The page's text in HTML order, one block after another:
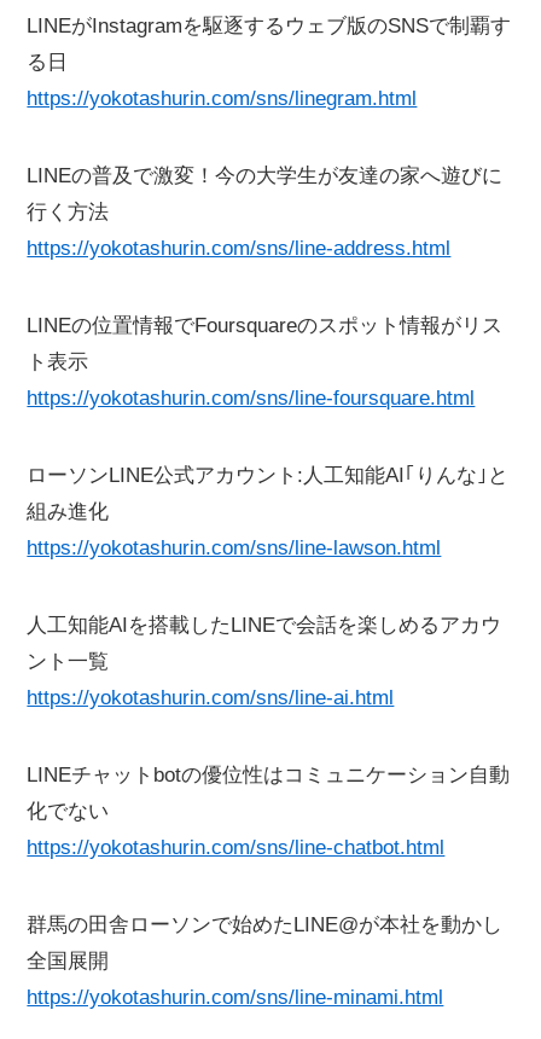
LINEがInstagramを駆逐するウェブ版のSNSで制覇す
る日
https://yokotashurin.com/sns/linegram.html
LINEの普及で激変！今の大学生が友達の家へ遊びに
行く方法
https://yokotashurin.com/sns/line-address.html
LINEの位置情報でFoursquareのスポット情報がリス
ト表示
https://yokotashurin.com/sns/line-foursquare.html
ローソンLINE公式アカウント:人工知能AI｢りんな｣と
組み進化
https://yokotashurin.com/sns/line-lawson.html
人工知能AIを搭載したLINEで会話を楽しめるアカウ
ント一覧
https://yokotashurin.com/sns/line-ai.html
LINEチャットbotの優位性はコミュニケーション自動
化でない
https://yokotashurin.com/sns/line-chatbot.html
群馬の田舎ローソンで始めたLINE@が本社を動かし
全国展開
https://yokotashurin.com/sns/line-minami.html